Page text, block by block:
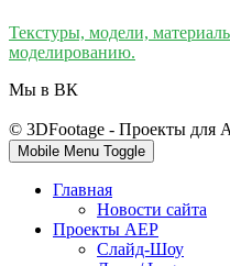
Текстуры, модели,
моделированию.
Мы в ВК
© 3DFootage - Проекты
Mobile Menu Toggle
Главная
Новости сайта
Проекты AEP
Слайд-Шоу